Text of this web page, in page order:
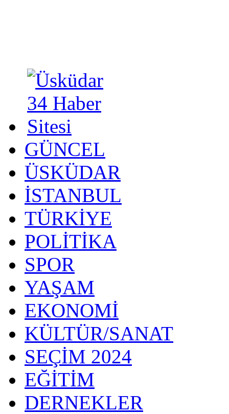
GÜNCEL
ÜSKÜDAR
İSTANBUL
TÜRKİYE
POLİTİKA
SPOR
YAŞAM
EKONOMİ
KÜLTÜR/SANAT
SEÇİM 2024
EĞİTİM
DERNEKLER